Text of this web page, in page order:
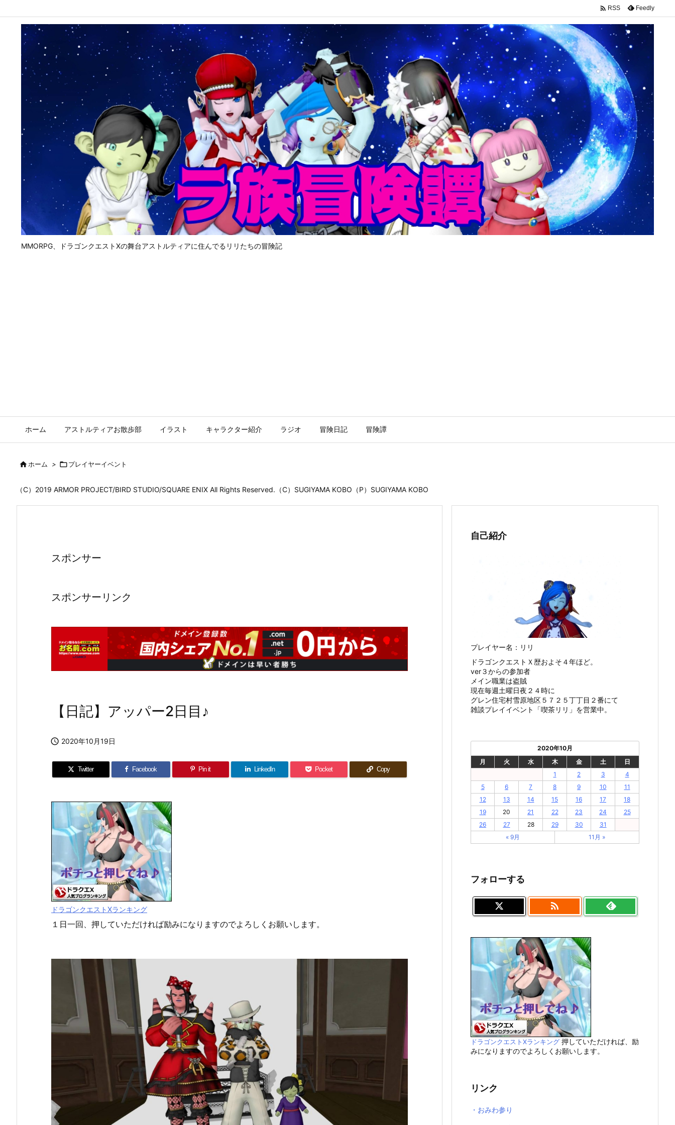
MMORPG、ドラゴンクエストⅩの舞台アストルティアに住んでるリリたちの冒険記
ホーム アストルティアお散歩部 イラスト キャラクター紹介 ラジオ 冒険日記 冒険譚
 RSS Feedly
ホーム > プレイヤーイベント
（C）2019 ARMOR PROJECT/BIRD STUDIO/SQUARE ENIX All Rights Reserved.（C）SUGIYAMA KOBO（P）SUGIYAMA KOBO
スポンサー
スポンサーリンク
【日記】アッパー2日目♪
 2020年10月19日
Twitter Facebook Pin it LinkedIn Pocket Copy
ドラゴンクエストXランキング
１日一回、押していただければ励みになりますのでよろしくお願いします。
自己紹介
プレイヤー名：リリ
ドラゴンクエストＸ歴およそ４年ほど。
ver３からの参加者
メイン職業は盗賊
現在毎週土曜日夜２４時に
グレン住宅村雪原地区５７２５丁丁目２番にて
雑談プレイイベント「喫茶リリ」を営業中。
2020年10月
月
火 水 木 金 土
日
1
2 3
4
5
6 7 8 9 10
11
12
13 14 15 16 17
18
19
20 21 22 23 24
25
26
27 28 29 30
31
« 9月
11月 »
フォローする

ドラゴンクエストXランキング 押していただければ、励
みになりますのでよろしくお願いします。
リンク
・おみわ参り